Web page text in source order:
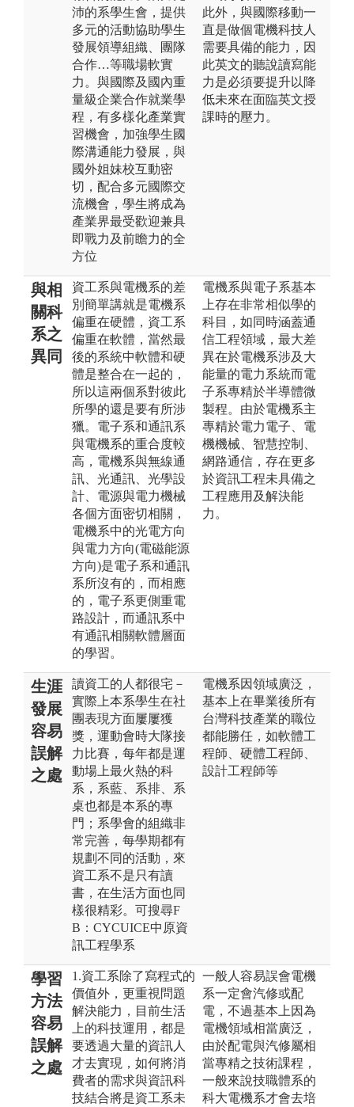
沛的系學生會，提供
多元的活動協助學生
發展領導組織、團隊
合作…等職場軟實
力。與國際及國內重
量級企業合作就業學
程，有多樣化產業實
習機會，加強學生國
際溝通能力發展，與
國外姐妹校互動密
切，配合多元國際交
流機會，學生將成為
產業界最受歡迎兼具
即戰力及前瞻力的全
方位
此外，與國際移動一
直是做個電機科技人
需要具備的能力，因
此英文的聽說讀寫能
力是必須要提升以降
低未來在面臨英文授
課時的壓力。
與相
關科
系之
異同
資工系與電機系的差
別簡單講就是電機系
偏重在硬體，資工系
偏重在軟體，當然最
後的系統中軟體和硬
體是整合在一起的，
所以這兩個系對彼此
所學的還是要有所涉
獵。電子系和通訊系
與電機系的重合度較
高，電機系與無線通
訊、光通訊、光學設
計、電源與電力機械
各個方面密切相關，
電機系中的光電方向
與電力方向(電磁能源
方向)是電子系和通訊
系所沒有的，而相應
的，電子系更側重電
路設計，而通訊系中
有通訊相關軟體層面
的學習。
電機系與電子系基本
上存在非常相似學的
科目，如同時涵蓋通
信工程領域，最大差
異在於電機系涉及大
能量的電力系統而電
子系專精於半導體微
製程。由於電機系主
專精於電力電子、電
機機械、智慧控制、
網路通信，存在更多
於資訊工程未具備之
工程應用及解決能
力。
生涯
發展
容易
誤解
之處
讀資工的人都很宅－
實際上本系學生在社
團表現方面屢屢獲
獎，運動會時大隊接
力比賽，每年都是運
動場上最火熱的科
系，系藍、系排、系
桌也都是本系的專
門；系學會的組織非
常完善，每學期都有
規劃不同的活動，來
資工系不是只有讀
書，在生活方面也同
樣很精彩。可搜尋F
B：CYCUICE中原資
訊工程學系
電機系因領域廣泛，
基本上在畢業後所有
台灣科技產業的職位
都能勝任，如軟體工
程師、硬體工程師、
設計工程師等
學習
方法
容易
誤解
之處
1.資工系除了寫程式的
價值外，更重視問題
解決能力，目前生活
上的科技運用，都是
要透過大量的資訊人
才去實現，如何將消
費者的需求與資訊科
技結合將是資工系未
一般人容易誤會電機
系一定會汽修或配
電，不過基本上因為
電機領域相當廣泛，
由於配電與汽修屬相
當專精之技術課程，
一般來說技職體系的
科大電機系才會去培